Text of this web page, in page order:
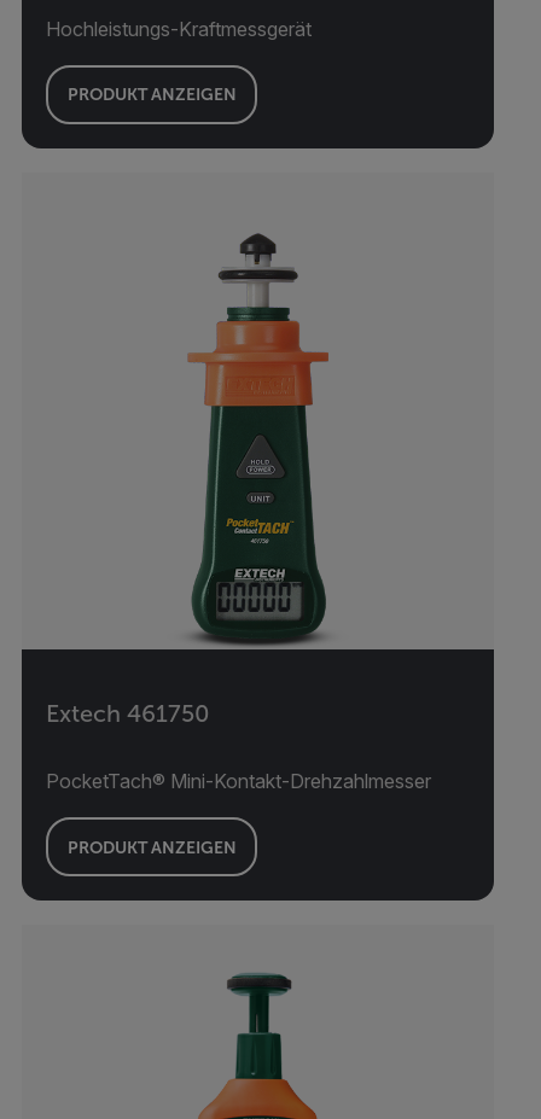
Hochleistungs-Kraftmessgerät
PRODUKT ANZEIGEN
Extech 461750
PocketTach® Mini-Kontakt-Drehzahlmesser
PRODUKT ANZEIGEN